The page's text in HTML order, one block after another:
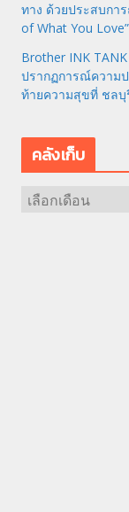
ทาง ด้วยประสบกา
of What You Love”
Brother INK
ปรากฏการณ์ความ
ท้ายความสุขที่ ชลบุ
คลังเก็บ